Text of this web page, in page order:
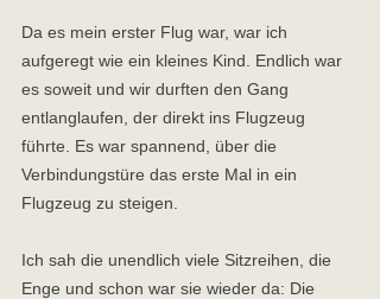
Da es mein erster Flug war, war ich
aufgeregt wie ein kleines Kind. Endlich war
es soweit und wir durften den Gang
entlanglaufen, der direkt ins Flugzeug
führte. Es war spannend, über die
Verbindungstüre das erste Mal in ein
Flugzeug zu steigen.
Ich sah die unendlich viele Sitzreihen, die
Enge und schon war sie wieder da: Die